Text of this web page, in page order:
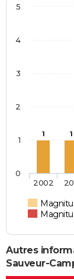
1 1
2002
0
1
2
3
4
5
Autres
Sauveur-